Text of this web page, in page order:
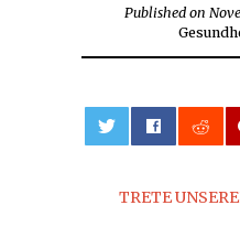
Published on
TRETE